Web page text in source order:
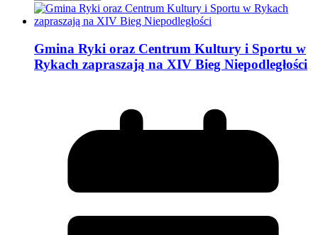
Gmina Ryki oraz Centrum Kultury i Sportu w
Rykach zapraszają na XIV Bieg Niepodległości